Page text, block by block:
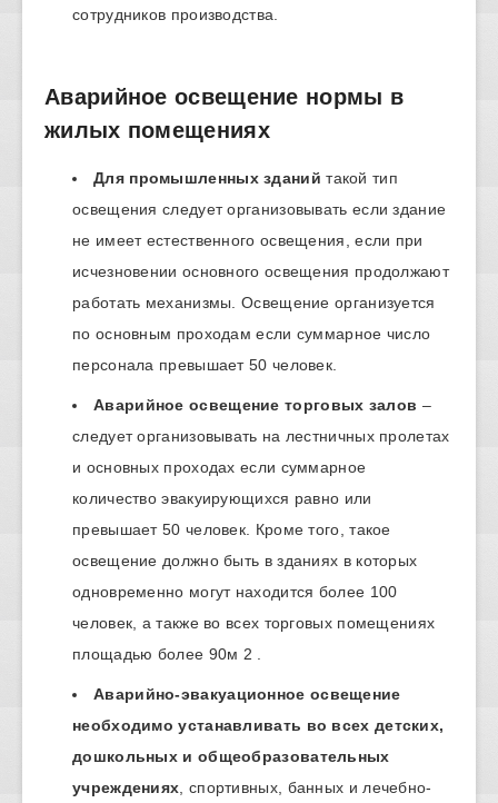
сотрудников производства.
Аварийное освещение нормы в
жилых помещениях
Для промышленных зданий такой тип
освещения следует организовывать если здание
не имеет естественного освещения, если при
исчезновении основного освещения продолжают
работать механизмы. Освещение организуется
по основным проходам если суммарное число
персонала превышает 50 человек.
Аварийное освещение торговых залов –
следует организовывать на лестничных пролетах
и основных проходах если суммарное
количество эвакуирующихся равно или
превышает 50 человек. Кроме того, такое
освещение должно быть в зданиях в которых
одновременно могут находится более 100
человек, а также во всех торговых помещениях
площадью более 90м 2 .
Аварийно-эвакуационное освещение
необходимо устанавливать во всех детских,
дошкольных и общеобразовательных
учреждениях, спортивных, банных и лечебно-